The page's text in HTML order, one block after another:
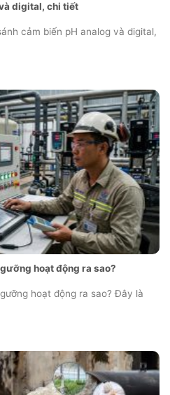
digital, chi tiết
cảm biến pH analog và digital,
hoạt động ra sao?
hoạt động ra sao? Đây là